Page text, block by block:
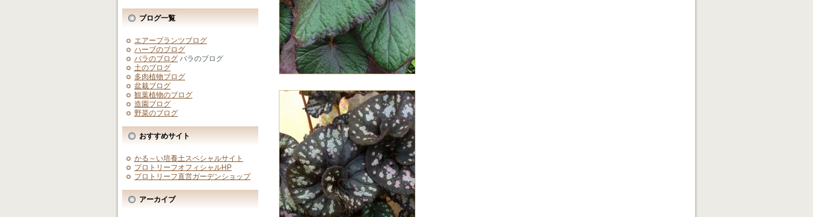
ブログ一覧
エアープランツブログ
ハーブのブログ
バラのブログ バラのブログ
土のブログ
多肉植物ブログ
盆栽ブログ
観葉植物のブログ
造園ブログ
野菜のブログ
おすすめサイト
かる～い培養土スペシャルサイト
プロトリーフオフィシャルHP
プロトリーフ直営ガーデンショップ
アーカイブ